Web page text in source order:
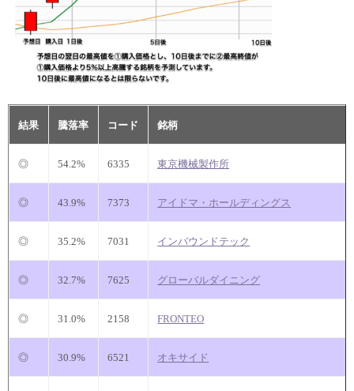
結果 騰落率 コード 銘柄
◎ 54.2% 6335 東京機械製作所
◎ 43.9% 7373 アイドマ・ホールディングス
◎ 35.2% 7031 インバウンドテック
◎ 32.7% 7625 グローバルダイニング
◎ 31.0% 2158 FRONTEO
◎ 30.9% 6521 オキサイド